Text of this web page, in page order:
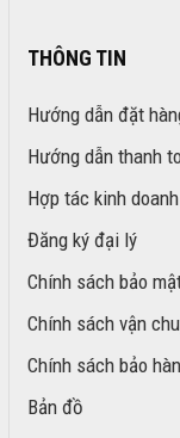
THÔNG TIN
Hướng dẫn đặt
Hướng dẫn thanh
Hợp tác kinh doanh
Đăng ký đại lý
Chính sách bảo
Chính sách vận
Chính sách bảo
Bản đồ